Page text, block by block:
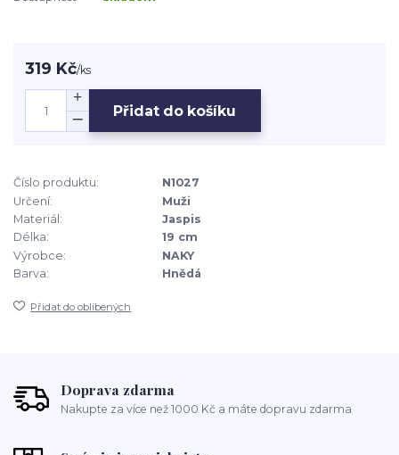
319 Kč/ks
Přidat do košíku
Číslo produktu:
N1027
Určení:
Muži
Materiál:
Jaspis
Délka:
19 cm
Výrobce:
NAKY
Barva:
Hnědá
Přidat do oblíbených
Doprava zdarma
Nakupte za více než 1000 Kč a máte dopravu zdarma